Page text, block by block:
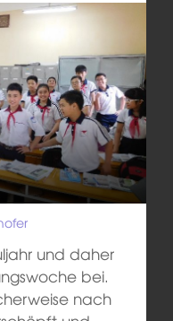
und daher
bei.
nach